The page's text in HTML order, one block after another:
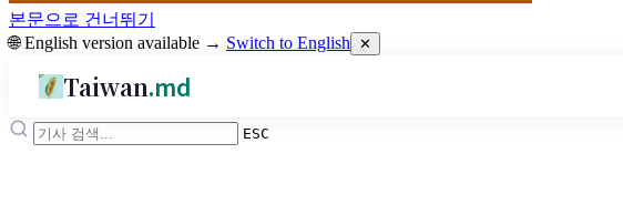
본문으로 건너뛰기
🌐 English version available → Switch to English ✕
Taiwan.md
ESC